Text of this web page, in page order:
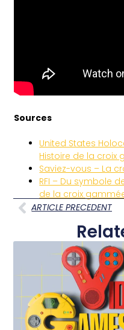
Sources
United States
Histoire de la croix
Saviez-vous – La
RFI – Du symbole
de la croix
ARTICLE PRECEDENT